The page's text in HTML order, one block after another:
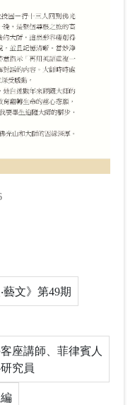
藝文》第49期
座講師、菲律賓人
究員